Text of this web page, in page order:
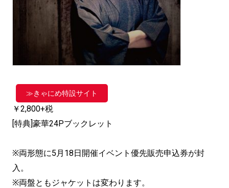
≫きゃにめ特設サイト
￥2,800+税
[特典]豪華24Pブックレット
※両形態に5月18日開催イベント優先販売申込券が封
入。
※両盤ともジャケットは変わります。